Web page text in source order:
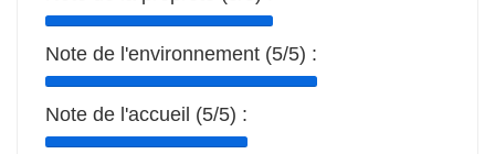
Note de l'environnement (5/5) :
Note de l'accueil (5/5) :